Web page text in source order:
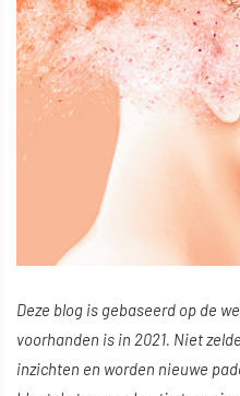
Deze blog is gebaseerd op de
voorhanden is in 2021. Niet
inzichten en worden nieuwe